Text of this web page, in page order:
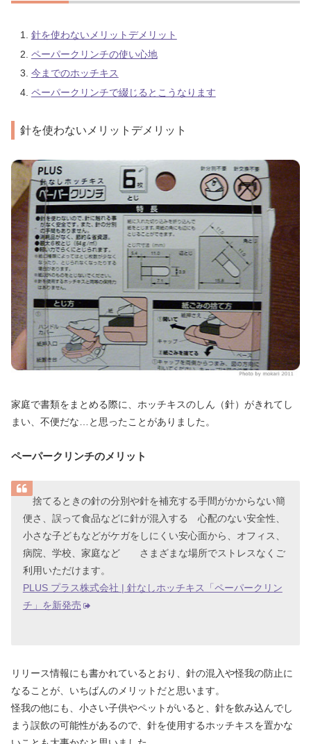
針を使わないメリットデメリット
ペーパークリンチの使い心地
今までのホッチキス
ペーパークリンチで綴じるとこうなります
針を使わないメリットデメリット
家庭で書類をまとめる際に、ホッチキスのしん（針）がきれてし
まい、不便だな…と思ったことがありました。
ペーパークリンチのメリット
捨てるときの針の分別や針を補充する手間がかからない簡
便さ、誤って食品などに針が混入する 心配のない安全性、
小さな子どもなどがケガをしにくい安心面から、オフィス、
病院、学校、家庭など さまざまな場所でストレスなくご
利用いただけます。
PLUS プラス株式会社 | 針なしホッチキス「ペーパークリン
チ」を新発売
リリース情報にも書かれているとおり、針の混入や怪我の防止に
なることが、いちばんのメリットだと思います。
怪我の他にも、小さい子供やペットがいると、針を飲み込んでし
まう誤飲の可能性があるので、針を使用するホッチキスを置かな